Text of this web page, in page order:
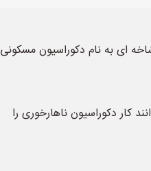
ای به نام دکوراسیون مسکونی
کار دکوراسیون ناهارخوری را